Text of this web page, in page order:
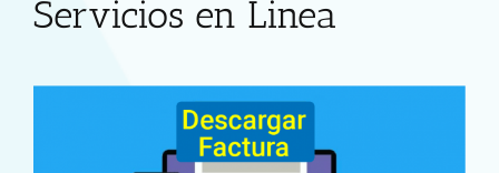
Servicios en Linea